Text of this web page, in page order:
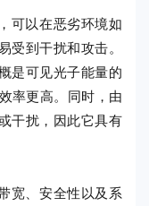
可以在恶劣环境如
受到干扰和攻击。
是可见光子能量的
率更高。同时，由
干扰，因此它具有
宽、安全性以及系